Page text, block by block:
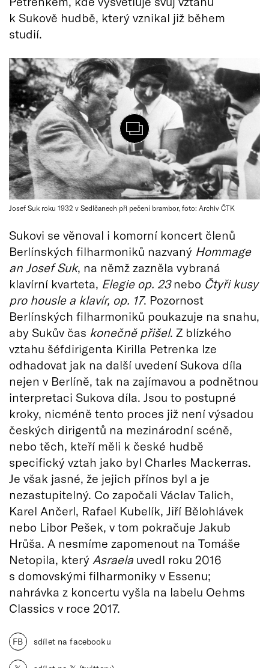
k Sukově hudbě, který vznikal již během
studií.
Josef Suk roku 1932 v Sedlčanech při pečení brambor, foto: Archiv ČTK
Sukovi se věnoval i komorní koncert členů
Berlínských filharmoniků nazvaný Hommage
an Josef Suk, na němž zazněla vybraná
klavírní kvarteta, Elegie op. 23nebo Čtyři kusy
pro housle a klavír, op. 17. Pozornost
Berlínských filharmoniků poukazuje na snahu,
aby Sukův čas konečně přišel. Z blízkého
vztahu šéfdirigenta Kirilla Petrenka lze
odhadovat jak na další uvedení Sukova díla
nejen v Berlíně, tak na zajímavou a podnětnou
interpretaci Sukova díla. Jsou to postupné
kroky, nicméně tento proces již není výsadou
českých dirigentů na mezinárodní scéně,
nebo těch, kteří měli k české hudbě
specifický vztah jako byl Charles Mackerras.
Je však jasné, že jejich přínos byl a je
nezastupitelný. Co započali Václav Talich,
Karel Ančerl, Rafael Kubelík, Jiří Bělohlávek
nebo Libor Pešek, v tom pokračuje Jakub
Hrůša. A nesmíme zapomenout na Tomáše
Netopila, který Asraela uvedl roku 2016
s domovskými filharmoniky v Essenu;
nahrávka z koncertu vyšla na labelu Oehms
Classics v roce 2017.
FB sdílet na facebooku